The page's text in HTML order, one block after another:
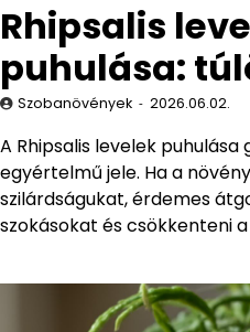
Rhipsalis
puhulása:
Szobanövények 2026.06.02.
A Rhipsalis levelek
egyértelmű jele. Ha a
szilárdságukat, érdemes
szokásokat és csökkenteni